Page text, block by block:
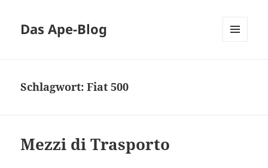
Das Ape-Blog
Schlagwort:Fiat 500
Mezzi di Trasporto